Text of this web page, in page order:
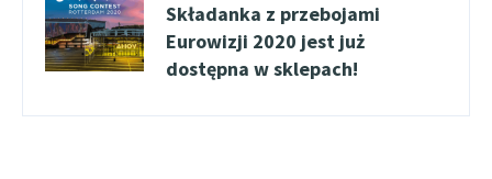
Składanka z przebojami
Eurowizji 2020 jest już
dostępna w sklepach!